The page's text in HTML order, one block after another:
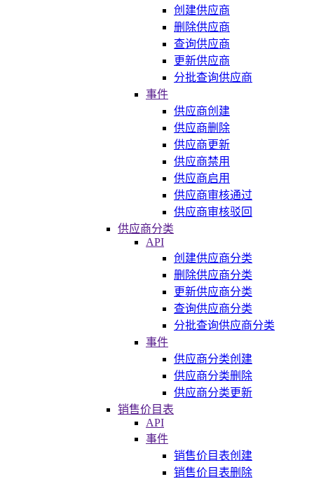
创建供应商
删除供应商
查询供应商
更新供应商
分批查询供应商
事件
供应商创建
供应商删除
供应商更新
供应商禁用
供应商启用
供应商审核通过
供应商审核驳回
供应商分类
API
创建供应商分类
删除供应商分类
更新供应商分类
查询供应商分类
分批查询供应商分类
事件
供应商分类创建
供应商分类删除
供应商分类更新
销售价目表
API
事件
销售价目表创建
销售价目表删除